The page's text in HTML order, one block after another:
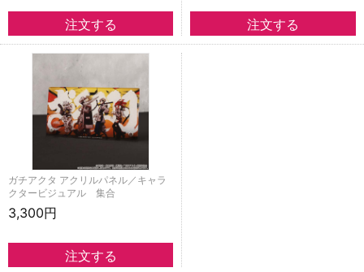
ガチアクタ アクリルパネル／キャラ
クタービジュアル 集合
3,300円